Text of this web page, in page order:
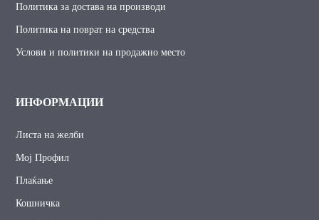
Политика за достава на производи
Политика на поврат на средства
Услови и политики на продажно место
ИНФОРМАЦИИ
Листа на желби
Мој Профил
Плаќање
Кошничка